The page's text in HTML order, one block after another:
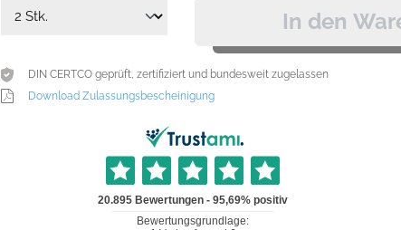
In den
DIN CERTCO geprüft, zertifiziert und bundesweit zugelassen
Download Zulassungsbescheinigung